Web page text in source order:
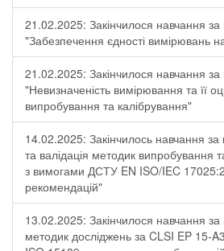
21.02.2025: Закінчилося навчання за
"Забезпечення єдності вимірювань
21.02.2025: Закінчилося навчання за
"Невизначеність вимірювання та її
випробування та калібрування"
14.02.2025: Закінчилось навчання
та валідація методик випробування
з вимогами ДСТУ EN ISO/IEC
рекомендацій"
13.02.2025: Закінчилося навчання
методик досліджень за CLSI EP 15-